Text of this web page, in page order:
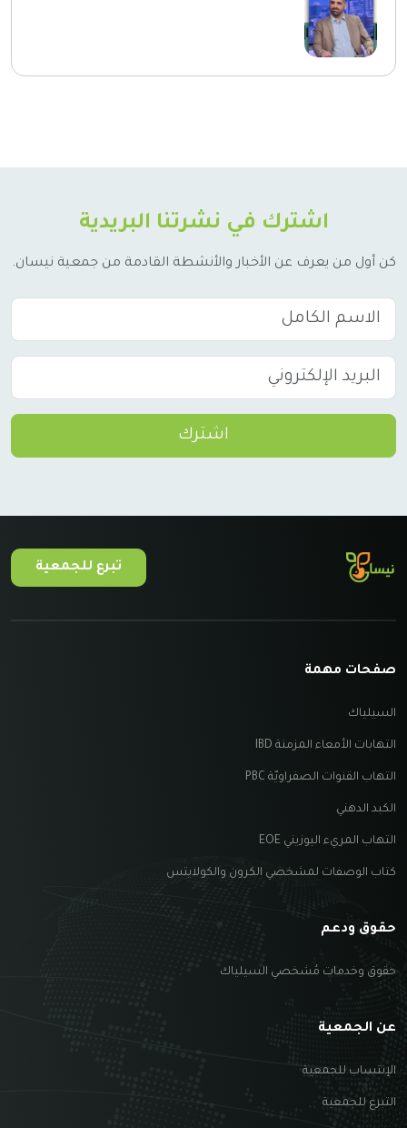
اشترك في نشرتنا البريدية
كن أول من يعرف عن الأخبار والأنشطة القادمة من جمعية نيسان.
اشترك
تبرع للجمعية
صفحات مهمة
السيلياك
التهابات الأمعاء المزمنة IBD
التهاب القنوات الصفراويّة PBC
الكبد الدهني
التهاب المريء اليوزيني EOE
كتاب الوصفات لمشخصي الكرون والكولايتس
حقوق ودعم
حقوق وخدمات مُشخصي السيلياك
عن الجمعية
الإنتساب للجمعية
التبرع للجمعية